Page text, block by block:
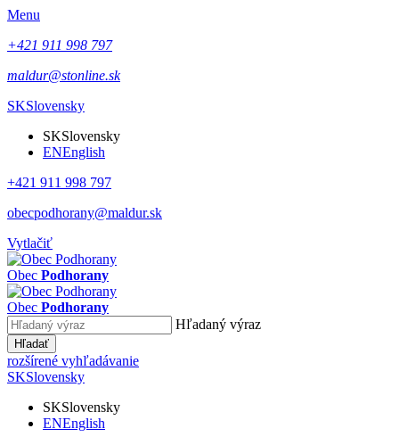
Menu
+421 911 998 797
maldur@stonline.sk
SKSlovensky
SKSlovensky
ENEnglish
+421 911 998 797
obecpodhorany@maldur.sk
Vytlačiť
Obec Podhorany
Obec Podhorany
Hľadaný výraz
Hľadať
rozšírené vyhľadávanie
SKSlovensky
SKSlovensky
ENEnglish